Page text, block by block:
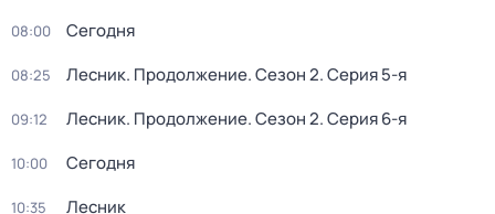
08:00 Сегодня
08:25 Лесник. Продолжение. Сезон 2. Серия 5-я
09:12 Лесник. Продолжение. Сезон 2. Серия 6-я
10:00 Сегодня
10:35 Лесник